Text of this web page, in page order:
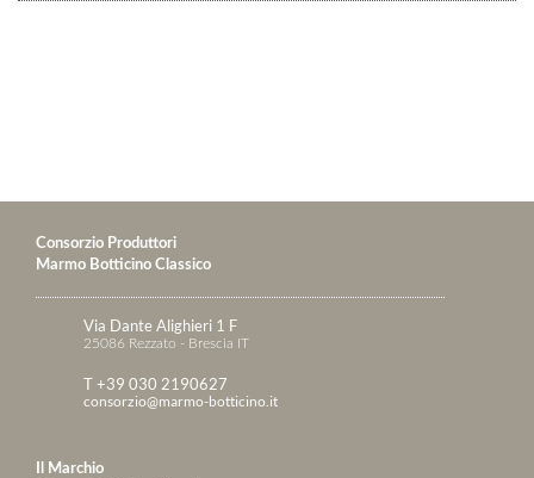
Consorzio Produttori
Marmo Botticino Classico
Via Dante Alighieri 1 F
25086 Rezzato - Brescia IT
T +39 030 2190627
consorzio@marmo-botticino.it
Il Marchio